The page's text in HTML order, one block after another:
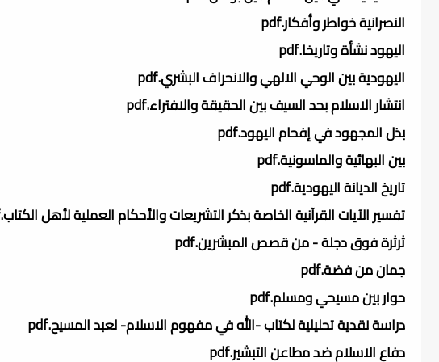
النصرانية خواطر وأفكار.pdf
اليهود نشأة وتاريخا.pdf
اليهودية بين الوحي الالهي والانحراف البشري.pdf
انتشار الاسلام بحد السيف بين الحقيقة والافتراء.pdf
بذل المجهود في إفحام اليهود.pdf
بين البهائية والماسونية.pdf
تاريخ الديانة اليهودية.pdf
تفسير الآيات القرآنية الخاصة بذكر التشريعات والأحكام العملية لأهل الكتاب.pdf
ثرثرة فوق دجلة - من قصص المبشرين.pdf
جمان من فضة.pdf
حوار بين مسيحي ومسلم.pdf
دراسة نقدية تحليلية لكتاب -الله في مفهوم الاسلام- لعبد المسيح.pdf
دفاع الاسلام ضد مطاعن التبشير.pdf